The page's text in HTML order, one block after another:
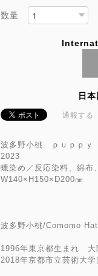
数量
日
通報する
波多野小桃 ｐｕｐｐｙ
2023
蠟染め／反応染料、綿
W140×H150×D200㎜
波多野小桃/Comomo
1996年東京都生まれ 大
2018年京都市立芸術大